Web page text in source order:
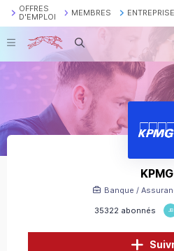
OFFRES
D'EMPLOI
MEMBRES
Recherche
KPMG
35322 abonnés JB
Banque /